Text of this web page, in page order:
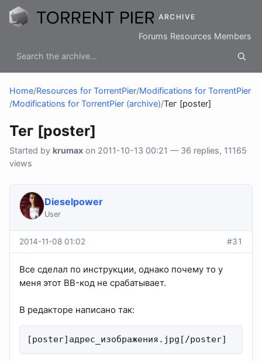
ARCHIVE
Forums Resources Members
Home/Resources for TorrentPier/Modifications for TorrentPier
/Modifications for TorrentPier (archive)/Тег [poster]
Тег [poster]
Started by krumax on 2011-10-13 00:21 — 36 replies, 11165
views
Dieselpower
User
2014-11-08 01:02 #31
Все сделал по инструкции, однако почему то у
меня этот BB-код не срабатывает.
В редакторе написано так:
[poster]адрес_изображения.jpg[/poster]